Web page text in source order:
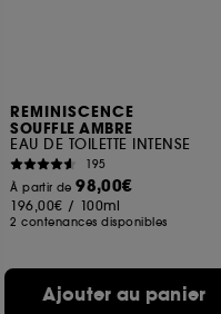
REMINISCENCE
SOUFFLE AMBRE
EAU DE TOILETTE INTENSE
195
À partir de98,00€
196,00€ / 100ml
2 contenances disponibles
Ajouter au panier